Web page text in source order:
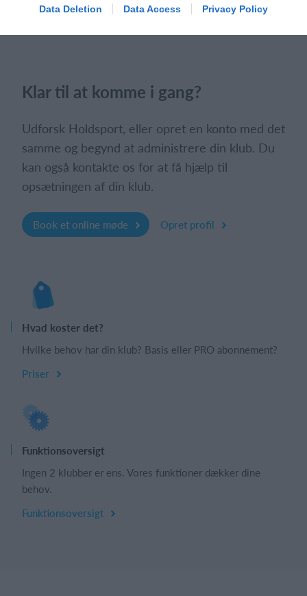
Data Deletion Data Access Privacy Policy
Klar til at komme i gang?
Udforsk Holdsport, eller opret en konto med det
samme og begynd at administrere din klub. Du
kan også kontakte os for at få hjælp til
opsætningen af din klub.
Book et online møde Opret profil
Hvad koster det?
Hvilke behov har din klub? Basis eller PRO abonnement?
Priser
Funktionsoversigt
Ingen 2 klubber er ens. Vores funktioner dækker dine
behov.
Funktionsoversigt